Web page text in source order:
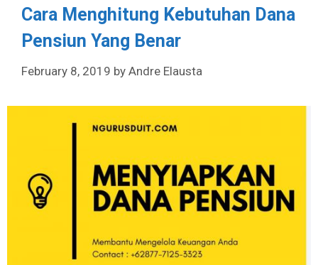
Cara Menghitung Kebutuhan Dana
Pensiun Yang Benar
February 8, 2019 by Andre Elausta